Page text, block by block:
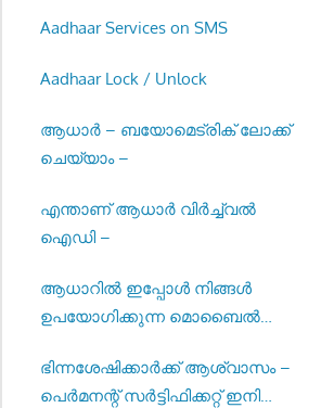
Aadhaar Services on SMS
Aadhaar Lock / Unlock
ആധാർ – ബയോമെട്രിക് ലോക്ക്
ചെയ്യാം –
എന്താണ് ആധാർ വിർച്ച്വൽ
ഐഡി –
ആധാറിൽ ഇപ്പോൾ നിങ്ങൾ
ഉപയോഗിക്കുന്ന മൊബൈൽ
ഭിന്നശേഷിക്കാർക്ക് ആശ്വാസം –
പെർമനന്റ് സർട്ടിഫിക്കറ്റ് ഇനി